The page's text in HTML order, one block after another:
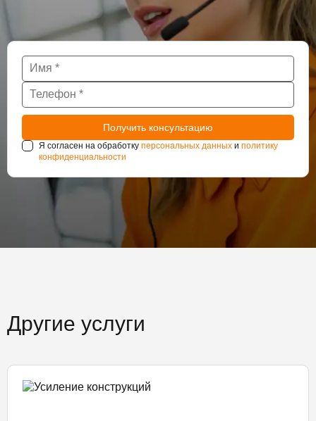
Я согласен на обработку персональных данных и политику
конфиденциальности
Другие услуги